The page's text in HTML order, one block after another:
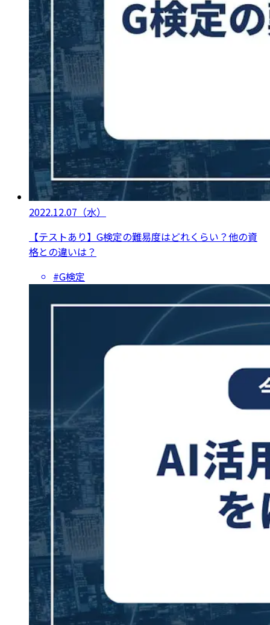
2022.12.07 （水）
【テストあり】G検定の難易度はどれくらい？他の資
格との違いは？
#G検定